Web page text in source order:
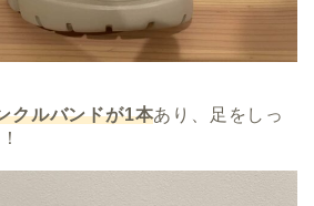
クルバンドが1本あり、足をしっ